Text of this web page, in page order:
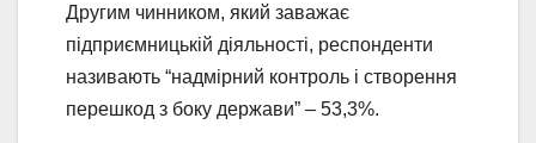
Другим чинником, який заважає
підприємницькій діяльності, респонденти
називають “надмірний контроль і створення
перешкод з боку держави” – 53,3%.